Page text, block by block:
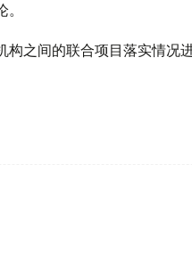
之间的联合项目落实情况进